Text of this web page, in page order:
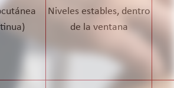
Niveles estables, dentro
de la ventana